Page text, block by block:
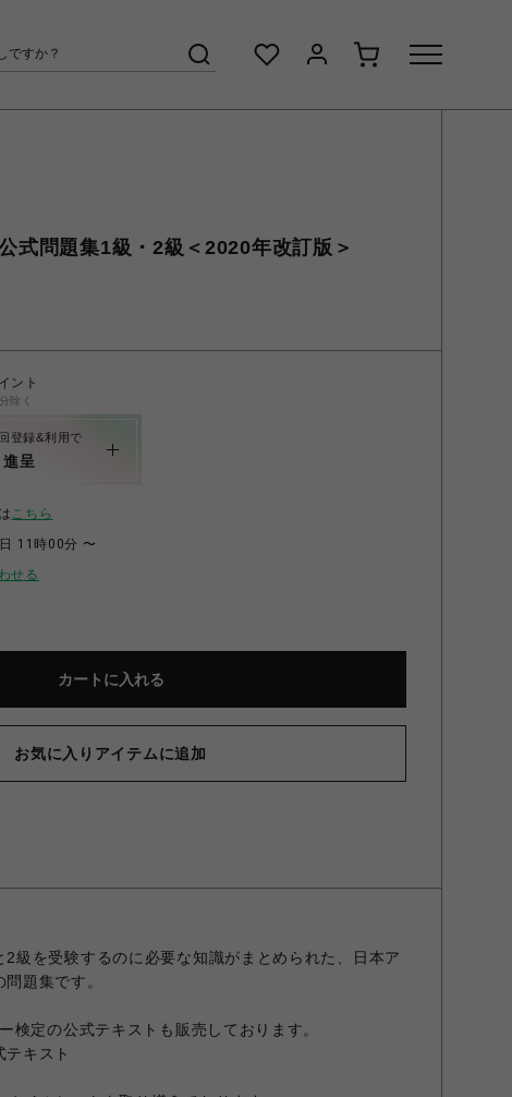
式問題集1級・2級＜2020年改訂版＞
ント
除く
登録&利用で
呈
こちら
11時00分 〜
せる
カートに入れる
お気に入りアイテムに追加
2級を受験するのに必要な知識がまとめられた、日本ア
題集です。
検定の公式テキストも販売しております。
テキスト